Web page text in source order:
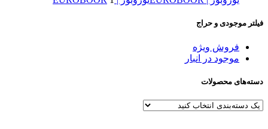
فیلتر موجودی و حراج
فروش ویژه
موجود در انبار
دسته‌های محصولات